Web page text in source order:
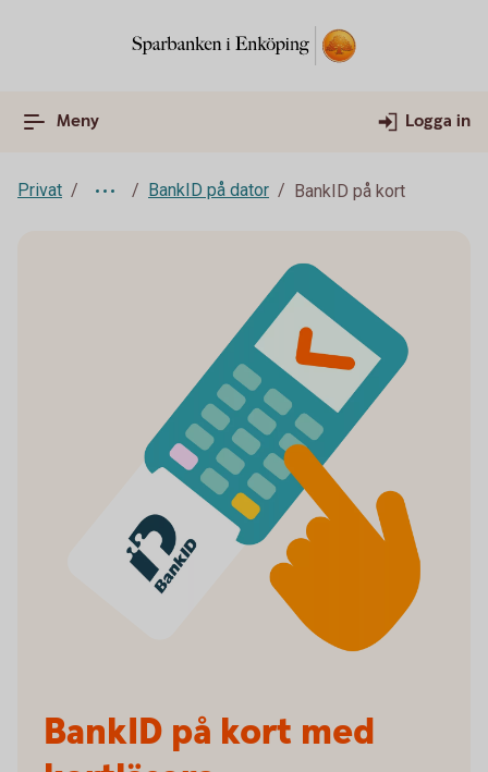
Meny Logga in
Privat BankID på dator BankID på kort
BankID på kort med